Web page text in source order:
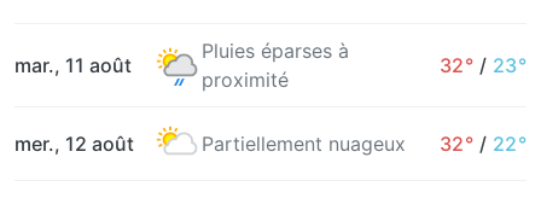
mar., 11 août
Pluies éparses à
proximité
32° / 23°
mer., 12 août Partiellement nuageux 32° / 22°